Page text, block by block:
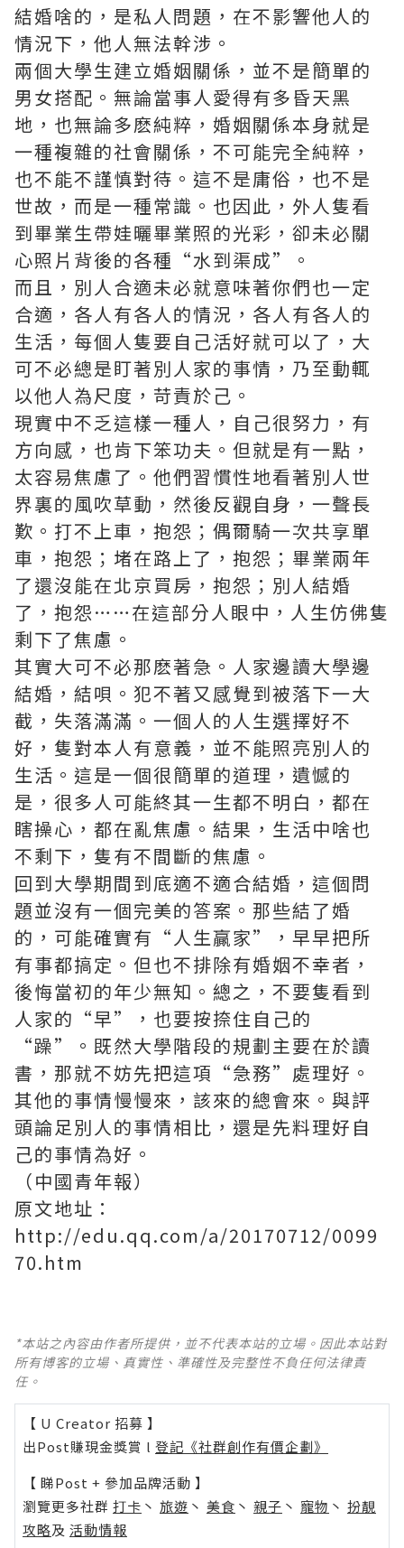
結婚啥的，是私人問題，在不影響他人的
情況下，他人無法幹涉。
兩個大學生建立婚姻關係，並不是簡單的
男女搭配。無論當事人愛得有多昏天黑
地，也無論多麽純粹，婚姻關係本身就是
一種複雜的社會關係，不可能完全純粹，
也不能不謹慎對待。這不是庸俗，也不是
世故，而是一種常識。也因此，外人隻看
到畢業生帶娃曬畢業照的光彩，卻未必關
心照片背後的各種“水到渠成”。
而且，別人合適未必就意味著你們也一定
合適，各人有各人的情況，各人有各人的
生活，每個人隻要自己活好就可以了，大
可不必總是盯著別人家的事情，乃至動輒
以他人為尺度，苛責於己。
現實中不乏這樣一種人，自己很努力，有
方向感，也肯下笨功夫。但就是有一點，
太容易焦慮了。他們習慣性地看著別人世
界裏的風吹草動，然後反觀自身，一聲長
歎。打不上車，抱怨；偶爾騎一次共享單
車，抱怨；堵在路上了，抱怨；畢業兩年
了還沒能在北京買房，抱怨；別人結婚
了，抱怨……在這部分人眼中，人生仿佛隻
剩下了焦慮。
其實大可不必那麽著急。人家邊讀大學邊
結婚，結唄。犯不著又感覺到被落下一大
截，失落滿滿。一個人的人生選擇好不
好，隻對本人有意義，並不能照亮別人的
生活。這是一個很簡單的道理，遺憾的
是，很多人可能終其一生都不明白，都在
瞎操心，都在亂焦慮。結果，生活中啥也
不剩下，隻有不間斷的焦慮。
回到大學期間到底適不適合結婚，這個問
題並沒有一個完美的答案。那些結了婚
的，可能確實有“人生贏家”，早早把所
有事都搞定。但也不排除有婚姻不幸者，
後悔當初的年少無知。總之，不要隻看到
人家的“早”，也要按捺住自己的
“躁”。既然大學階段的規劃主要在於讀
書，那就不妨先把這項“急務”處理好。
其他的事情慢慢來，該來的總會來。與評
頭論足別人的事情相比，還是先料理好自
己的事情為好。
（中國青年報）
原文地址：
http://edu.qq.com/a/20170712/0099
70.htm
*本站之內容由作者所提供，並不代表本站的立場。因此本站對
所有博客的立場、真實性、準確性及完整性不負任何法律責
任。
【 U Creator 招募 】
出Post賺現金獎賞 l 登記《社群創作有價企劃》
【 睇Post + 參加品牌活動 】
瀏覽更多社群 打卡 丶 旅遊 丶 美食 丶 親子 丶 寵物 丶 扮靚
攻略及 活動情報